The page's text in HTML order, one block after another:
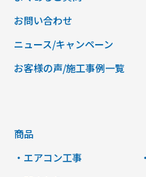
お問い合わせ
ニュース/キャンペーン
お客様の声/施工事例一覧
商品
・エアコン工事